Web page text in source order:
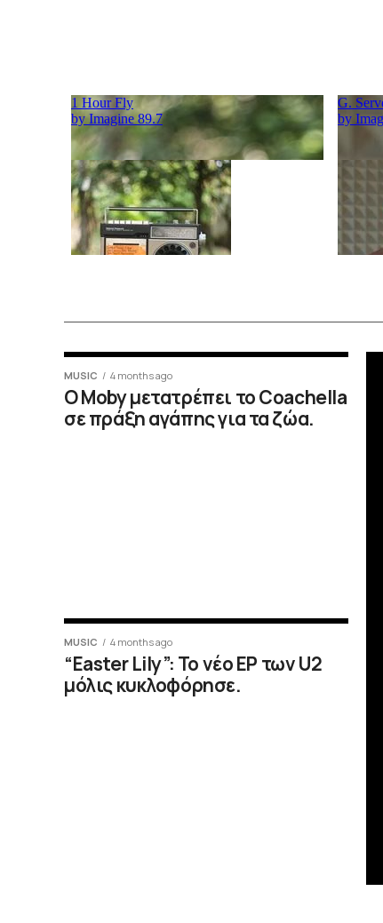
MUSIC 4 months ago
O Moby μετατρέπει το Coachella
σε πράξη αγάπης για τα ζώα.
MUSIC 4 months ago
“Easter Lily”: Το νέο ΕP των U2
μόλις κυκλοφόρησε.